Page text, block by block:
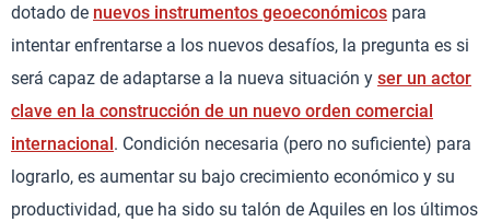
dotado de nuevos instrumentos geoeconómicos para
intentar enfrentarse a los nuevos desafíos, la pregunta es si
será capaz de adaptarse a la nueva situación y ser un actor
clave en la construcción de un nuevo orden comercial
internacional. Condición necesaria (pero no suficiente) para
lograrlo, es aumentar su bajo crecimiento económico y su
productividad, que ha sido su talón de Aquiles en los últimos